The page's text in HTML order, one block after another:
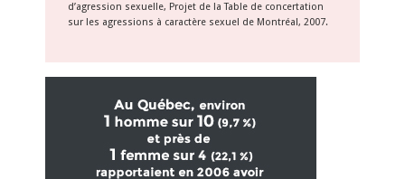
d’agression sexuelle, Projet de la Table de concertation
sur les agressions à caractère sexuel de Montréal, 2007.